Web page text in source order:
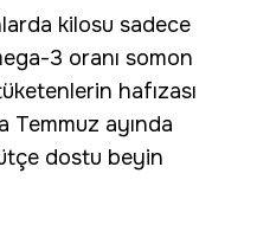
kilosu sadece
3 oranı somon
hafızası
ayında
dostu beyin